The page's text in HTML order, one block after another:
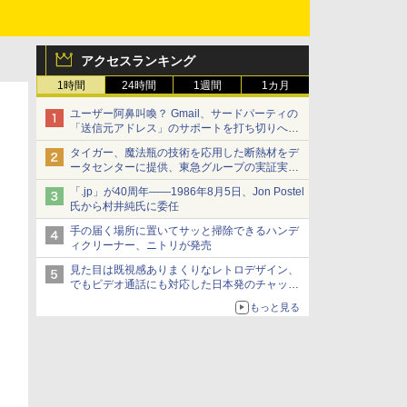
アクセスランキング
1時間 24時間 1週間 1カ月
ユーザー阿鼻叫喚？ Gmail、サードパーティの
「送信元アドレス」のサポートを打ち切りへ
【やじうまWatch】
タイガー、魔法瓶の技術を応用した断熱材をデ
ータセンターに提供、東急グループの実証実験
で 「ステンレス密封真空断熱パネル TIVIP」
「.jp」が40周年――1986年8月5日、Jon Postel
氏から村井純氏に委任
手の届く場所に置いてサッと掃除できるハンデ
ィクリーナー、ニトリが発売
見た目は既視感ありまくりなレトロデザイン、
でもビデオ通話にも対応した日本発のチャット
もっと見る